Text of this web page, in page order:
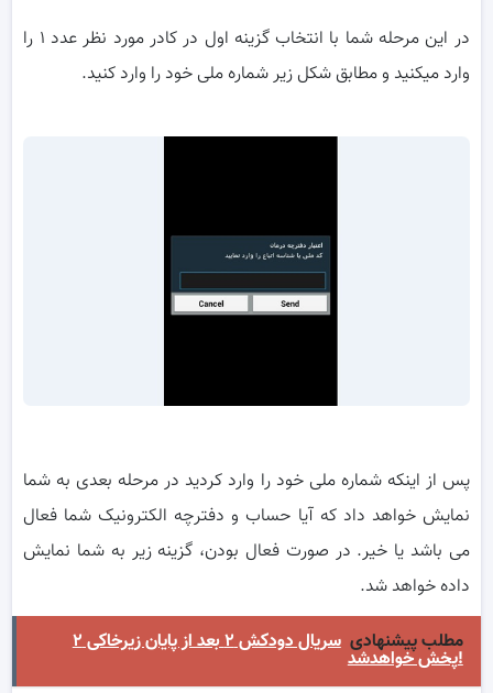
در این مرحله شما با انتخاب گزینه اول در کادر مورد نظر عدد ۱ را
وارد میکنید و مطابق شکل زیر شماره ملی خود را وارد کنید.
پس از اینکه شماره ملی خود را وارد کردید در مرحله بعدی به شما
نمایش خواهد داد که آیا حساب و دفترچه الکترونیک شما فعال
می باشد یا خیر. در صورت فعال بودن، گزینه زیر به شما نمایش
داده خواهد شد.
مطلب پیشنهادی
سریال دودکش ۲ بعد از پایان زیرخاکی ۲
پخش خواهدشد!